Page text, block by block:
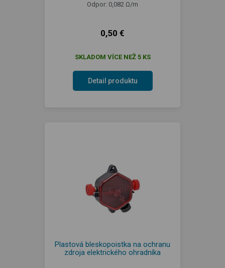
Odpor: 0,082 Ω/m
0,50 €
SKLADOM VÍCE NEŽ 5 KS
Detail produktu
Plastová bleskopoistka na ochranu
zdroja elektrického ohradníka